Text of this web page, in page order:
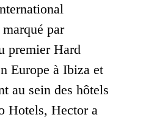
par
premier Hard
Europe à Ibiza et
au sein des hôtels
Hotels, Hector a